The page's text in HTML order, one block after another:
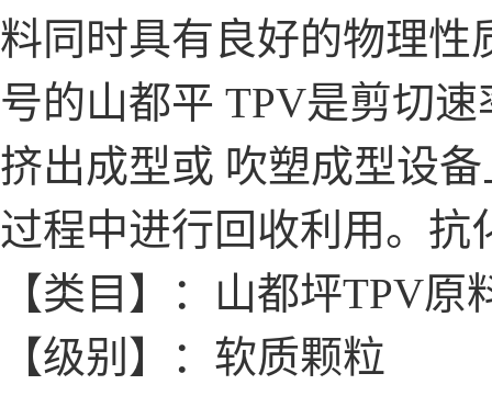
料同时具有良好的物理性
号的山都平 TPV是剪切
挤出成型或 吹塑成型设
过程中进行回收利用。抗
【类目】：山都坪TPV原
【级别】：软质颗粒